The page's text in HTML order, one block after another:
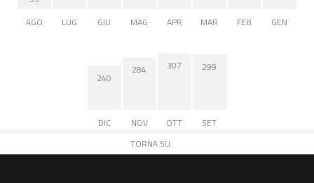
AGO
LUG GIU MAG APR MAR FEB GEN
240
DIC
284
NOV
307
OTT
299
SET
TORNA SU